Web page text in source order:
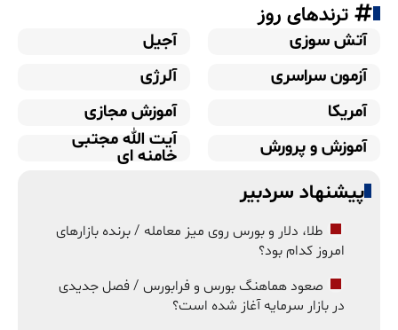
ترندهای روز
آتش سوزی
آجیل
آزمون سراسری
آلرژی
آمریکا
آموزش مجازی
آموزش و پرورش
آیت الله مجتبی
خامنه ای
پیشنهاد سردبیر
طلا، دلار و بورس روی میز معامله / برنده بازارهای
امروز کدام بود؟
صعود هماهنگ بورس و فرابورس / فصل جدیدی
در بازار سرمایه آغاز شده است؟